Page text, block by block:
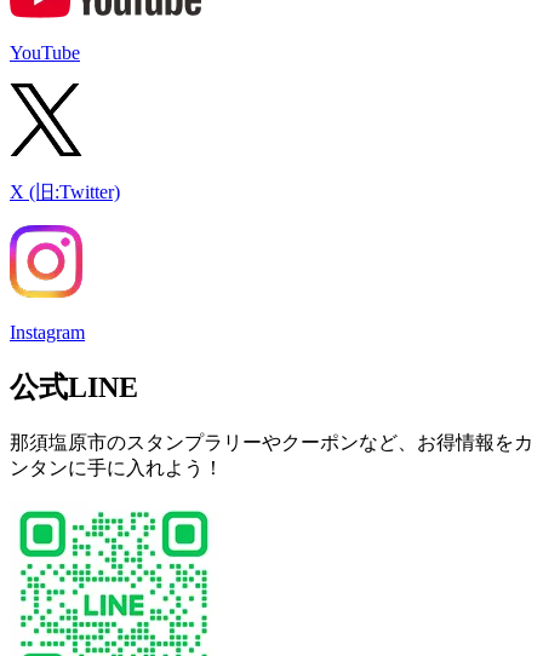
YouTube
X (旧:Twitter)
Instagram
公式LINE
那須塩原市のスタンプラリーやクーポンなど、お得情報をカ
ンタンに手に入れよう！